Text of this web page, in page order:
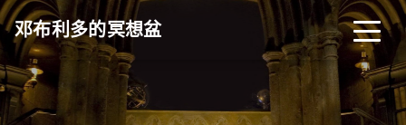
邓布利多的冥想盆